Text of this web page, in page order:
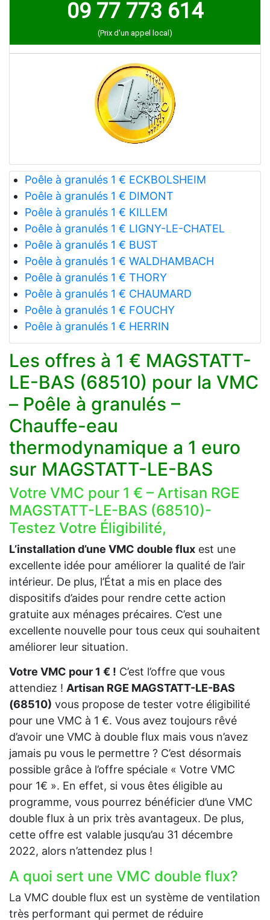
09 77 773 614
(Prix d'un appel local)
Poêle à granulés 1 € ECKBOLSHEIM
Poêle à granulés 1 € DIMONT
Poêle à granulés 1 € KILLEM
Poêle à granulés 1 € LIGNY-LE-CHATEL
Poêle à granulés 1 € BUST
Poêle à granulés 1 € WALDHAMBACH
Poêle à granulés 1 € THORY
Poêle à granulés 1 € CHAUMARD
Poêle à granulés 1 € FOUCHY
Poêle à granulés 1 € HERRIN
Les offres à 1 € MAGSTATT-
LE-BAS (68510) pour la VMC
– Poêle à granulés –
Chauffe-eau
thermodynamique a 1 euro
sur MAGSTATT-LE-BAS
Votre VMC pour 1 € – Artisan RGE
MAGSTATT-LE-BAS (68510)-
Testez Votre Éligibilité,
L’installation d’une VMC double flux est une
excellente idée pour améliorer la qualité de l’air
intérieur. De plus, l’État a mis en place des
dispositifs d’aides pour rendre cette action
gratuite aux ménages précaires. C’est une
excellente nouvelle pour tous ceux qui souhaitent
améliorer leur situation.
Votre VMC pour 1 € ! C’est l’offre que vous
attendiez ! Artisan RGE MAGSTATT-LE-BAS
(68510) vous propose de tester votre éligibilité
pour une VMC à 1 €. Vous avez toujours rêvé
d’avoir une VMC à double flux mais vous n’avez
jamais pu vous le permettre ? C’est désormais
possible grâce à l’offre spéciale « Votre VMC
pour 1€ ». En effet, si vous êtes éligible au
programme, vous pourrez bénéficier d’une VMC
double flux à un prix très avantageux. De plus,
cette offre est valable jusqu’au 31 décembre
2022, alors n’attendez plus !
A quoi sert une VMC double flux?
La VMC double flux est un système de ventilation
très performant qui permet de réduire